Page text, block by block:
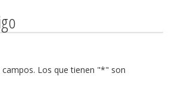
campos. Los que tienen "*" son